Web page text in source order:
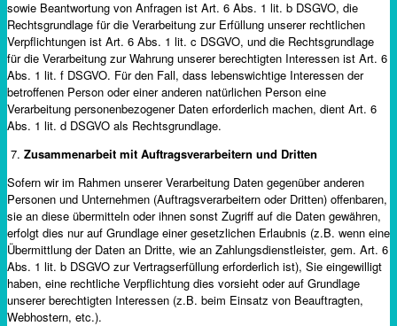
sowie Beantwortung von Anfragen ist Art. 6 Abs. 1 lit. b DSGVO, die
Rechtsgrundlage für die Verarbeitung zur Erfüllung unserer rechtlichen
Verpflichtungen ist Art. 6 Abs. 1 lit. c DSGVO, und die Rechtsgrundlage
für die Verarbeitung zur Wahrung unserer berechtigten Interessen ist Art. 6
Abs. 1 lit. f DSGVO. Für den Fall, dass lebenswichtige Interessen der
betroffenen Person oder einer anderen natürlichen Person eine
Verarbeitung personenbezogener Daten erforderlich machen, dient Art. 6
Abs. 1 lit. d DSGVO als Rechtsgrundlage.
7. Zusammenarbeit mit Auftragsverarbeitern und Dritten
Sofern wir im Rahmen unserer Verarbeitung Daten gegenüber anderen
Personen und Unternehmen (Auftragsverarbeitern oder Dritten) offenbaren,
sie an diese übermitteln oder ihnen sonst Zugriff auf die Daten gewähren,
erfolgt dies nur auf Grundlage einer gesetzlichen Erlaubnis (z.B. wenn eine
Übermittlung der Daten an Dritte, wie an Zahlungsdienstleister, gem. Art. 6
Abs. 1 lit. b DSGVO zur Vertragserfüllung erforderlich ist), Sie eingewilligt
haben, eine rechtliche Verpflichtung dies vorsieht oder auf Grundlage
unserer berechtigten Interessen (z.B. beim Einsatz von Beauftragten,
Webhostern, etc.).